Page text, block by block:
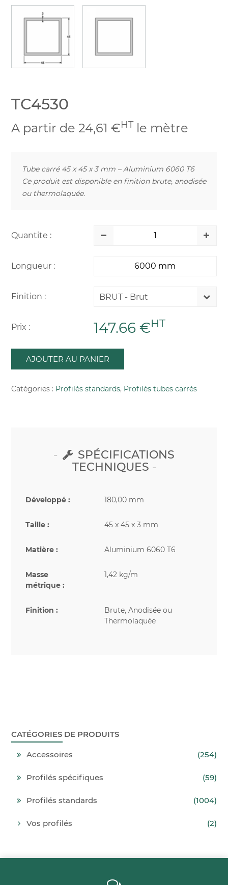
TC4530
A partir de 24,61 €HT le mètre
Tube carré 45 x 45 x 3 mm – Aluminium 6060 T6
Ce produit est disponible en finition brute, anodisée
ou thermolaquée.
Quantite :
Longueur :
Finition : BRUT - Brut
Prix : 147.66 €HT
AJOUTER AU PANIER
Catégories : Profilés standards, Profilés tubes carrés
SPÉCIFICATIONS
TECHNIQUES
Développé : 180,00 mm
Taille : 45 x 45 x 3 mm
Matière : Aluminium 6060 T6
Masse
métrique :
1,42 kg/m
Finition :
Brute, Anodisée ou
Thermolaquée
CATÉGORIES DE PRODUITS
Accessoires (254)
Profilés spécifiques (59)
Profilés standards (1004)
Vos profilés (2)